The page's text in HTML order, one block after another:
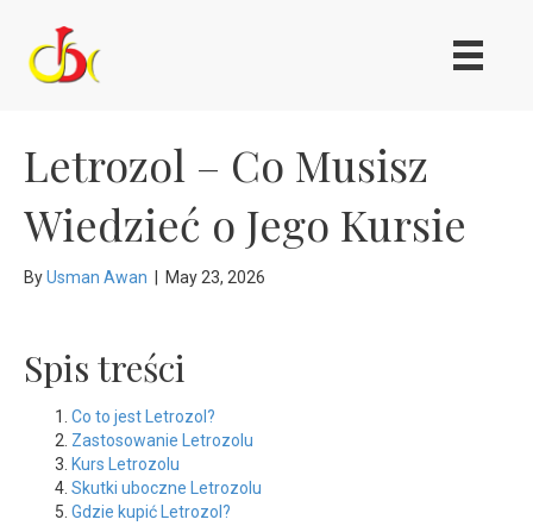
Letrozol – Co Musisz
Wiedzieć o Jego Kursie
ByUsman Awan May 23, 2026
Spis treści
Co to jest Letrozol?
Zastosowanie Letrozolu
Kurs Letrozolu
Skutki uboczne Letrozolu
Gdzie kupić Letrozol?